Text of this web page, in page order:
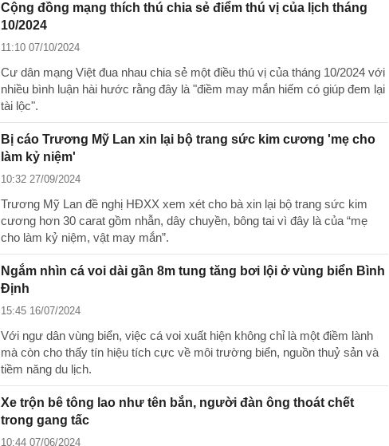
Cộng đồng mạng thích thú chia sẻ điểm thú vị của lịch tháng
10/2024
11:10 07/10/2024
Cư dân mạng Việt đua nhau chia sẻ một điều thú vị của tháng 10/2024 với
nhiều bình luận hài hước rằng đây là "điềm may mắn hiếm có giúp đem lại
tài lộc".
Bị cáo Trương Mỹ Lan xin lại bộ trang sức kim cương 'mẹ cho
làm kỷ niệm'
10:32 27/09/2024
Trương Mỹ Lan đề nghị HĐXX xem xét cho bà xin lại bộ trang sức kim
cương hơn 30 carat gồm nhẫn, dây chuyền, bông tai vì đây là của “mẹ
cho làm kỷ niệm, vật may mắn”.
Ngắm nhìn cá voi dài gần 8m tung tăng bơi lội ở vùng biển Bình
Định
15:45 16/07/2024
Với ngư dân vùng biển, việc cá voi xuất hiện không chỉ là một điềm lành
mà còn cho thấy tín hiệu tích cực về môi trường biển, nguồn thuỷ sản và
tiềm năng du lịch.
Xe trộn bê tông lao như tên bắn, người đàn ông thoát chết
trong gang tấc
10:44 07/06/2024